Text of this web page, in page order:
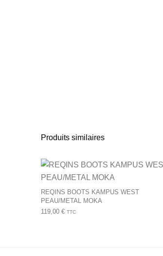
Produits similaires
REQINS BOOTS KAMPUS WEST
PEAU/METAL MOKA
119,00 € TTC